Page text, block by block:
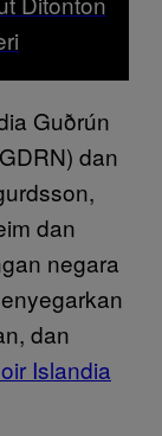
Guðrún
dan
dan
negara
dan
Islandia